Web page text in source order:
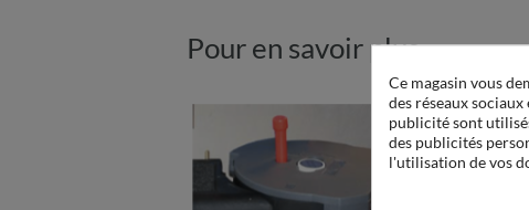
Pour en savoir plus
Ce magasin vous
des réseaux
publicité sont
des publicités
l'utilisation de vos